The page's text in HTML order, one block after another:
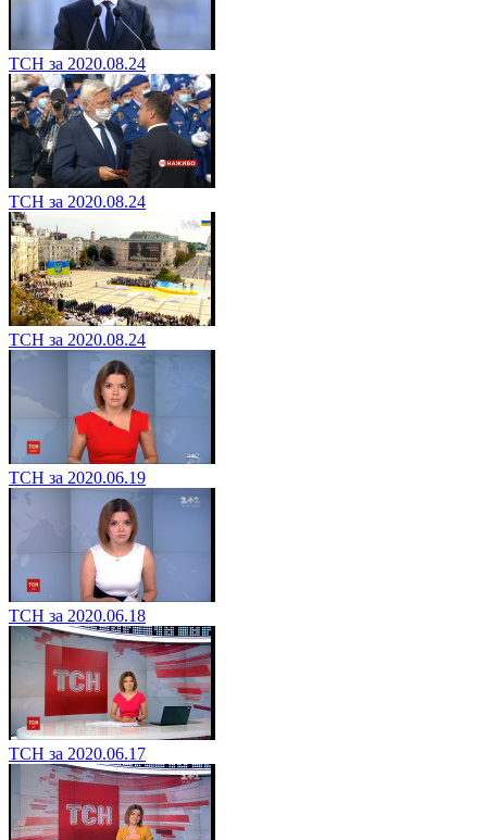
ТСН за 2020.08.24
ТСН за 2020.08.24
ТСН за 2020.08.24
ТСН за 2020.06.19
ТСН за 2020.06.18
ТСН за 2020.06.17